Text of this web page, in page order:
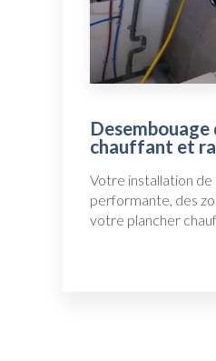
Desembouage
chauffant et
Votre installation de
performante, des
votre plancher